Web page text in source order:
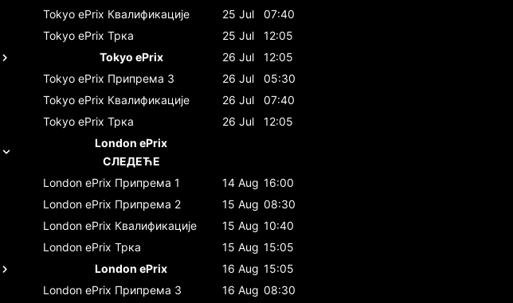
Tokyo ePrix Квалификације 25 Jul
07:40
Tokyo ePrix Трка 25 Jul
12:05
Tokyo ePrix
26 Jul
12:05
Tokyo ePrix Припрема 3 26 Jul
05:30
Tokyo ePrix Квалификације 26 Jul
07:40
Tokyo ePrix Трка 26 Jul
12:05
London ePrix
СЛЕДЕЋЕ
London ePrix Припрема 1 14 Aug 16:00
London ePrix Припрема 2 15 Aug 08:30
London ePrix Квалификације 15 Aug 10:40
London ePrix Трка 15 Aug 15:05
London ePrix
16 Aug 15:05
London ePrix Припрема 3 16 Aug 08:30